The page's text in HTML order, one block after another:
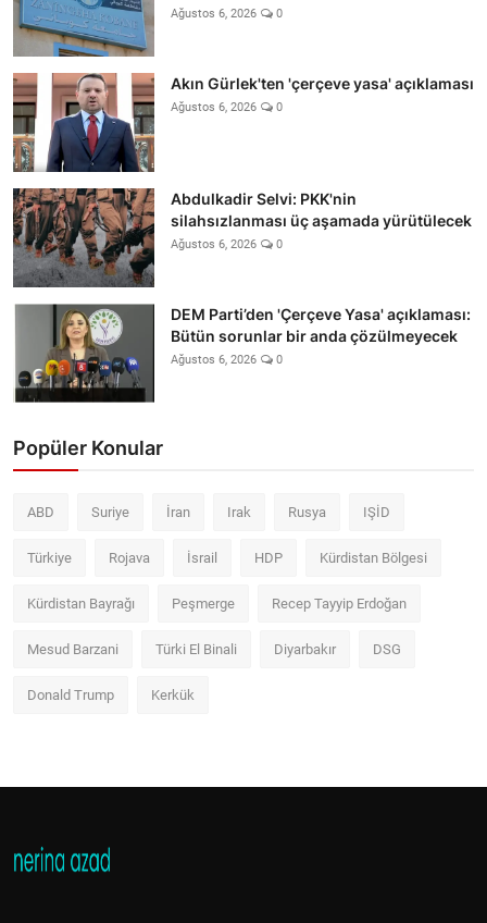
Ağustos 6, 2026 0
Akın Gürlek'ten 'çerçeve yasa' açıklaması
Ağustos 6, 2026 0
Abdulkadir Selvi: PKK'nin
silahsızlanması üç aşamada yürütülecek
Ağustos 6, 2026 0
DEM Parti’den 'Çerçeve Yasa' açıklaması:
Bütün sorunlar bir anda çözülmeyecek
Ağustos 6, 2026 0
Popüler Konular
ABD Suriye İran Irak Rusya IŞİD
Türkiye Rojava İsrail HDP Kürdistan Bölgesi
Kürdistan Bayrağı Peşmerge Recep Tayyip Erdoğan
Mesud Barzani Türki El Binali Diyarbakır DSG
Donald Trump Kerkük